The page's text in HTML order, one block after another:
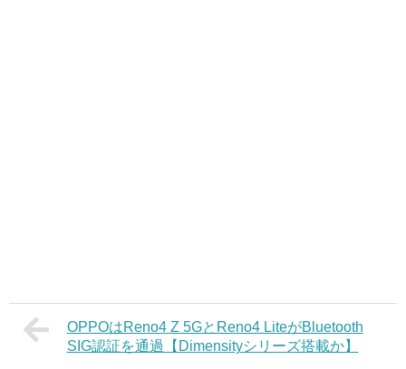
OPPOはReno4 Z 5GとReno4 LiteがBluetooth
SIG認証を通過【Dimensityシリーズ搭載か】